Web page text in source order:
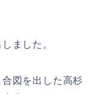
ました。
図を出した高杉